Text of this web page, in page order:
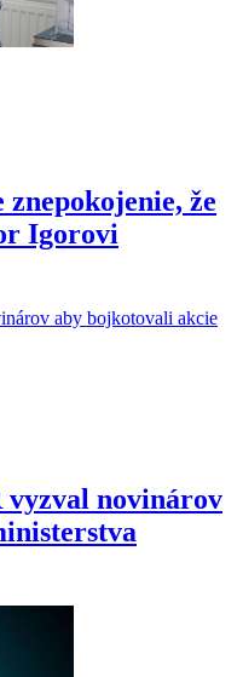
že
Igorovi
vyzval novinárov